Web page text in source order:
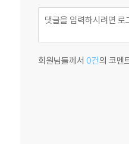
회원님들께서 0건의 코멘